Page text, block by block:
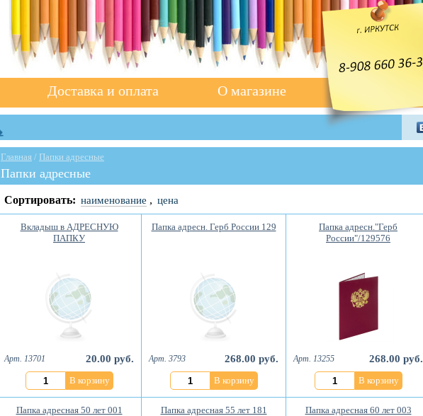
Доставка и оплата О магазине
Главная / Папки адресные
Папки адресные
Сортировать: наименование , цена
Вкладыш в АДРЕСНУЮ
ПАПКУ
Арт. 13701 20.00 руб.
В корзину
Папка адресн. Герб России 129
Арт. 3793 268.00 руб.
В корзину
Папка адресн."Герб
России"/129576
Арт. 13255 268.00 руб.
В корзину
Папка адресная 50 лет 001 Папка адресная 55 лет 181 Папка адресная 60 лет 003